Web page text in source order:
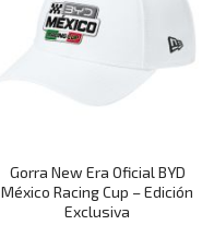
Gorra New Era Oficial BYD
México Racing Cup – Edición
Exclusiva